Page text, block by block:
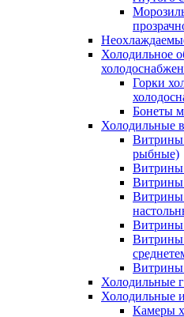
Холодильное
Горки
Бонеты
Холодильные
Витрины
рыбные)
Витрины
Витрины
Витрины
Витрины
Витрины
Витрины
Холодильные
Холодильные
Камеры